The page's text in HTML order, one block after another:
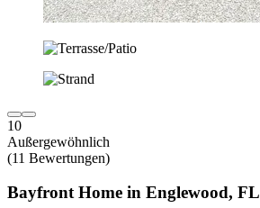
10
Außergewöhnlich
(11 Bewertungen)
Bayfront Home in Englewood, FL